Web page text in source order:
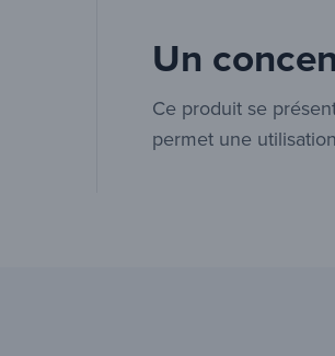
Un
Ce produit se
permet une